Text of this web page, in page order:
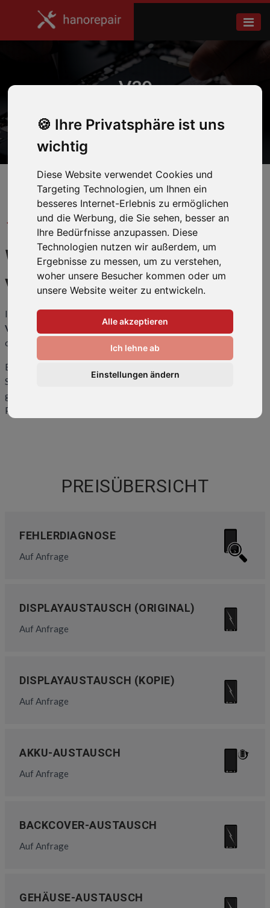
Ihre Privatsphäre ist uns
wichtig
Diese Website verwendet Cookies und
Targeting Technologien, um Ihnen ein
besseres Internet-Erlebnis zu ermöglichen
und die Werbung, die Sie sehen, besser an
Ihre Bedürfnisse anzupassen. Diese
Technologien nutzen wir außerdem, um
Ergebnisse zu messen, um zu verstehen,
woher unsere Besucher kommen oder um
unsere Website weiter zu entwickeln.
Alle akzeptieren
Ich lehne ab
Einstellungen ändern
V30
Home LG
← Zurück zum Hersteller
WIR REPARIEREN IHR LG
V30
Ihr Smartphone ist kaputt oder hat einen Fehler? Wir bringen Ihr
V30
wieder zum Laufen! Rufen Sie uns an unter
0511-34082318
oder kommen Sie direkt vorbei.
Eine
Sie weiter unten auf dieser Seite. Sollte ihr Problem hier nicht
gelistet sein, kontaktieren Sie uns bitte. Wir können auch Ihr
Problem lösen!
PREISÜBERSICHT
FEHLERDIAGNOSE
Auf Anfrage
DISPLAYAUSTAUSCH (ORIGINAL)
Auf Anfrage
DISPLAYAUSTAUSCH (KOPIE)
Auf Anfrage
AKKU-AUSTAUSCH
Auf Anfrage
BACKCOVER-AUSTAUSCH
Auf Anfrage
GEHÄUSE-AUSTAUSCH